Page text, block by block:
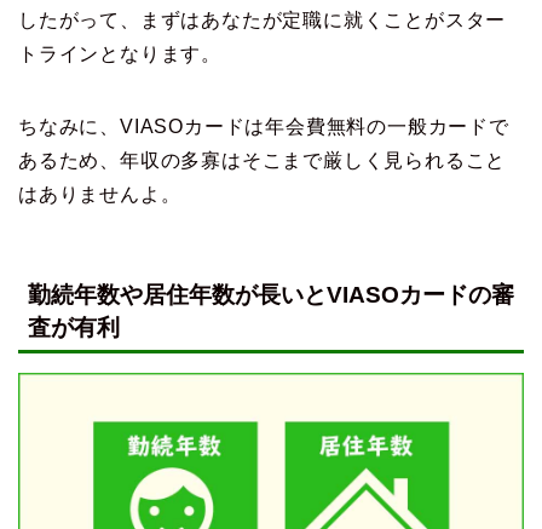
したがって、まずはあなたが定職に就くことがスター
トラインとなります。
ちなみに、VIASOカードは年会費無料の一般カードで
あるため、年収の多寡はそこまで厳しく見られること
はありませんよ。
勤続年数や居住年数が長いとVIASOカードの審
査が有利